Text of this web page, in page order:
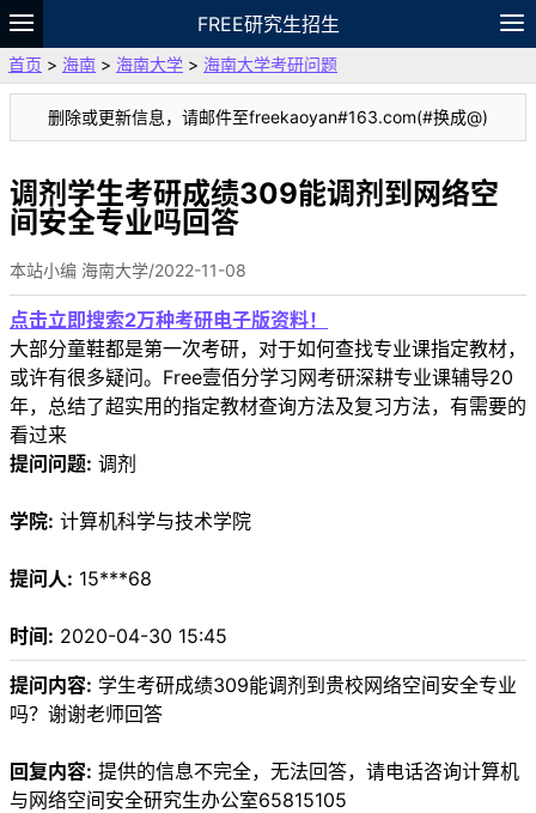
FREE研究生招生
题库
故事 专题 APP 笔记
VIP
资料
首页 > 海南 > 海南大学 > 海南大学考研问题
删除或更新信息，请邮件至freekaoyan#163.com(#换成@)
调剂学生考研成绩309能调剂到网络空
间安全专业吗回答
本站小编 海南大学/2022-11-08
点击立即搜索2万种考研电子版资料！
大部分童鞋都是第一次考研，对于如何查找专业课指定教材，
或许有很多疑问。Free壹佰分学习网考研深耕专业课辅导20
年，总结了超实用的指定教材查询方法及复习方法，有需要的
看过来
提问问题: 调剂
学院: 计算机科学与技术学院
提问人: 15***68
时间: 2020-04-30 15:45
提问内容: 学生考研成绩309能调剂到贵校网络空间安全专业
吗？谢谢老师回答
回复内容: 提供的信息不完全，无法回答，请电话咨询计算机
与网络空间安全研究生办公室65815105